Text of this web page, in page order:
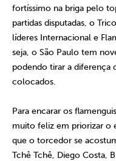
fortíssimo na briga pelo
partidas disputadas, o
líderes Internacional e
seja, o São Paulo tem
podendo tirar a diferença
colocados.
Para encarar os
muito feliz em priorizar o
que o torcedor se
Tchê Tchê, Diego Costa,